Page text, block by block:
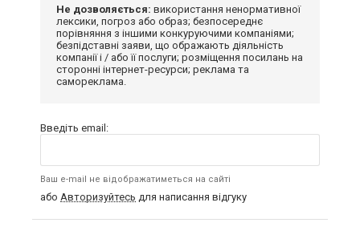
Не дозволяється: використання ненормативної
лексики, погроз або образ; безпосереднє
порівняння з іншими конкуруючими компаніями;
безпідставні заяви, що ображають діяльність
компанії і / або її послуги; розміщення посилань на
сторонні інтернет-ресурси; реклама та
самореклама.
Введіть email:
Ваш e-mail не відображатиметься на сайті
або Авторизуйтесь для написання відгуку